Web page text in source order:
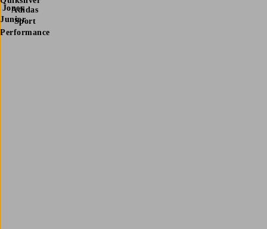
Adidas
Sport
Performance
Jones
Junior